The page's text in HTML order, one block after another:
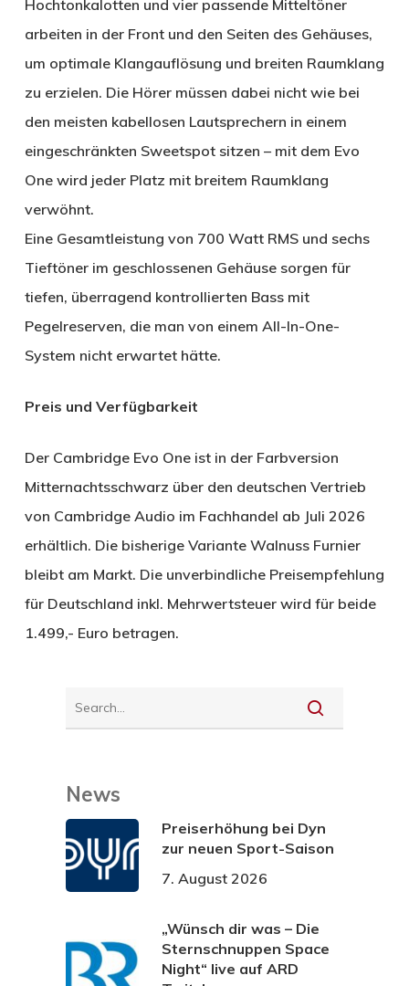
Hochtonkalotten und vier passende Mitteltöner
arbeiten in der Front und den Seiten des Gehäuses,
um optimale Klangauflösung und breiten Raumklang
zu erzielen. Die Hörer müssen dabei nicht wie bei
den meisten kabellosen Lautsprechern in einem
eingeschränkten Sweetspot sitzen – mit dem Evo
One wird jeder Platz mit breitem Raumklang
verwöhnt.
Eine Gesamtleistung von 700 Watt RMS und sechs
Tieftöner im geschlossenen Gehäuse sorgen für
tiefen, überragend kontrollierten Bass mit
Pegelreserven, die man von einem All-In-One-
System nicht erwartet hätte.
Preis und Verfügbarkeit
Der Cambridge Evo One ist in der Farbversion
Mitternachtsschwarz über den deutschen Vertrieb
von Cambridge Audio im Fachhandel ab Juli 2026
erhältlich. Die bisherige Variante Walnuss Furnier
bleibt am Markt. Die unverbindliche Preisempfehlung
für Deutschland inkl. Mehrwertsteuer wird für beide
1.499,- Euro betragen.
News
Preiserhöhung bei Dyn
zur neuen Sport-Saison
7. August 2026
„Wünsch dir was – Die
Sternschnuppen Space
Night“ live auf ARD